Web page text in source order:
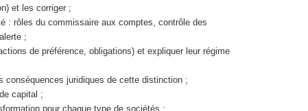
et les corriger ;
: rôles du commissaire aux comptes, contrôle des
;
de préférence, obligations) et expliquer leur régime
juridiques de cette distinction ;
capital ;
pour chaque type de sociétés ;